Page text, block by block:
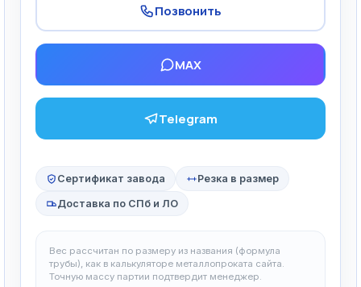
Позвонить
MAX
Telegram
Сертификат завода Резка в размер
Доставка по СПб и ЛО
Вес рассчитан по размеру из названия (формула
трубы), как в калькуляторе металлопроката сайта.
Точную массу партии подтвердит менеджер.